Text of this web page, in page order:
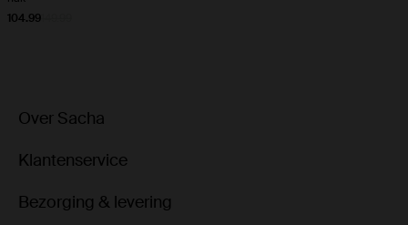
104.99
Over Sacha
Klantenservice
Bezorging & levering